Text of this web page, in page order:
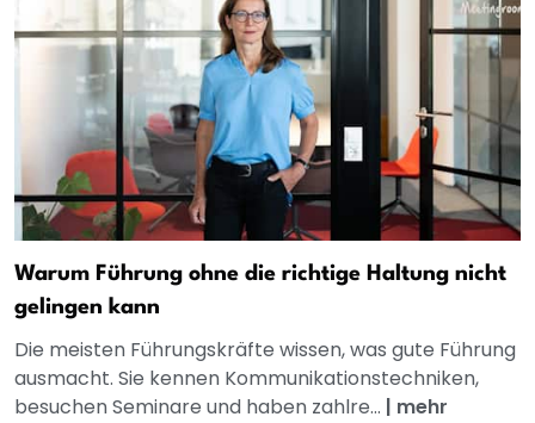
Warum Führung ohne die richtige Haltung nicht
gelingen kann
Die meisten Führungskräfte wissen, was gute Führung
ausmacht. Sie kennen Kommunikationstechniken,
besuchen Seminare und haben zahlre... | mehr